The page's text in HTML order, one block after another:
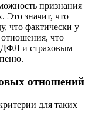
признания
Это значит, что
что фактически у
что
и страховым
отношений
для таких